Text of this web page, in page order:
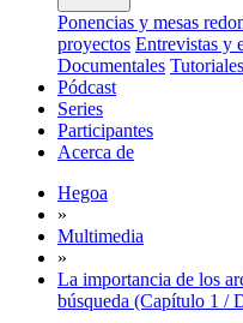
Ponencias y mesas
proyectos Entrevistas y
Documentales
Pódcast
Series
Participantes
Acerca de
Hegoa
»
Multimedia
»
La importancia de los
búsqueda (Capítulo 1 /